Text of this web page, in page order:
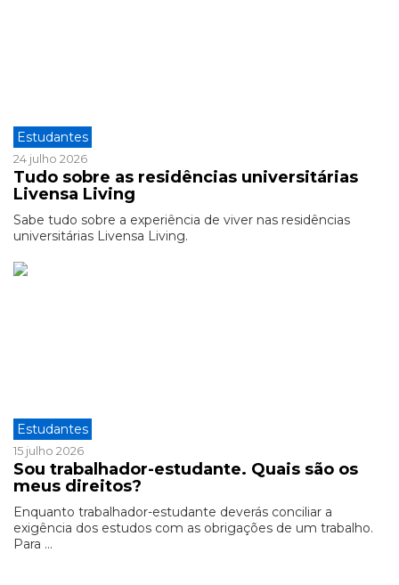
Estudantes
24 julho 2026
Tudo sobre as residências universitárias
Livensa Living
Sabe tudo sobre a experiência de viver nas residências
universitárias Livensa Living.
Estudantes
15 julho 2026
Sou trabalhador-estudante. Quais são os
meus direitos?
Enquanto trabalhador-estudante deverás conciliar a
exigência dos estudos com as obrigações de um trabalho.
Para ...